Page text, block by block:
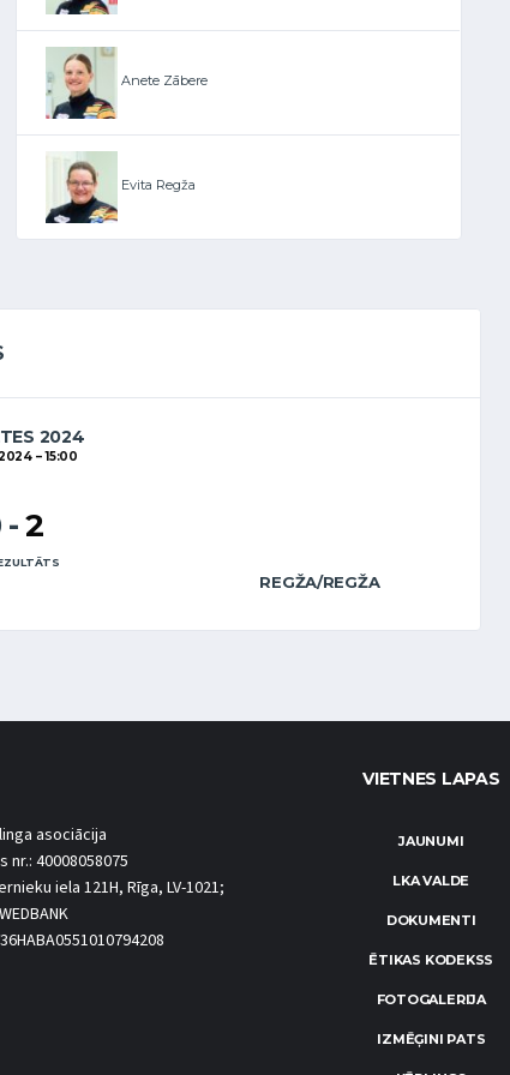
Anete Zābere
Evita Regža
2024
15:00
REGŽA/REGŽA
-2
asociācija
nr.: 40008058075
iela 121H, Rīga, LV-1021;
VIETNES LAPAS
JAUNUMI
LKA VALDE
DOKUMENTI
ĒTIKAS KODEKSS
FOTOGALERIJA
IZMĒĢINI PATS